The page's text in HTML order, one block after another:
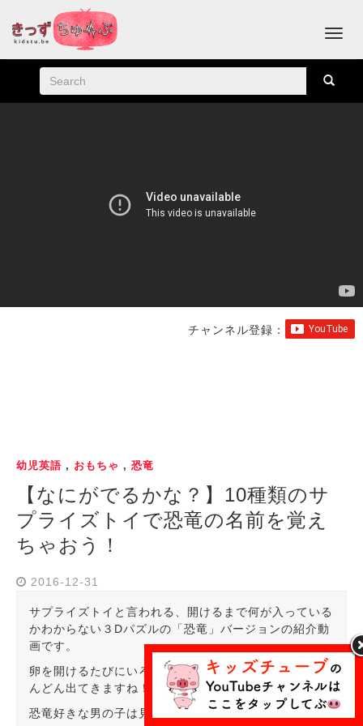
チャンネル登録：
幼児英語 , おもちゃ , 恐竜
【なにがでるかな？】10種類のサ
プライズトイで恐竜の名前を覚え
ちゃおう！
2016-12-31
サプライズトイと言われる、開けるまで何が入っている
かわからない３Dパズルの「恐竜」バージョンの紹介動
画です。
卵を開けるたびにいろいろな恐竜の立体３Dパズルがど
んどん出てきますね！
恐竜好きな男の子は見入ってしまうのではないでしょう